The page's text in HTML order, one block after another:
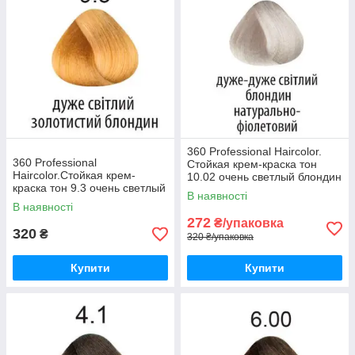
360 Professional
Haircolor.Стойкая крем-
краска тон 9.3 очень светлый
золотистый блондин 100 мл
В наявності
320 ₴
Купити
360 Professional Haircolor.
Стойкая крем-краска тон
10.02 очень светлый блондин
натурально-фиолетовый 100
мл
В наявності
272 ₴/упаковка
320 ₴/упаковка
Купити